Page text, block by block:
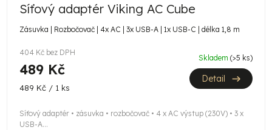
Síťový adaptér Viking AC Cube
Zásuvka | Rozbočovač | 4x AC | 3x USB-A | 1x USB-C | délka 1,8 m
404 Kč bez DPH
489 Kč
Měrná
489 Kč / 1 ks
Skladem (>5 ks)
Detail
Síťový adaptér • zásuvka • rozbočovač • 4 x AC výstup (230V) • 3 x
USB-A...